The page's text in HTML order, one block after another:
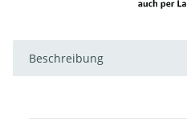
Beschreibung